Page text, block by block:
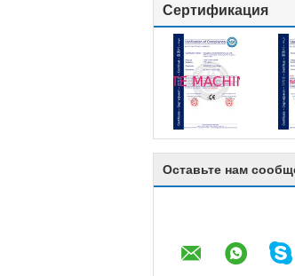
Сертификация
Оставьте нам